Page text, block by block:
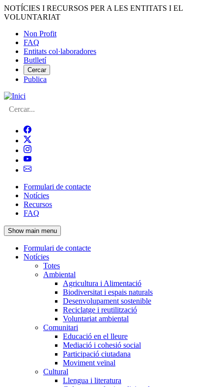
Vés
al
NOTÍCIES I RECURSOS PER A LES ENTITATS I EL
VOLUNTARIAT
Menú
del
compte
d'usuari
Non Profit
FAQ
Entitats col·laboradores
Butlletí
Cercar
Publica
Cerca
Navegació
principal
de
l'encapçalament
Formulari de contacte
Notícies
Recursos
FAQ
Show main menu
Navegació
principal
Formulari de contacte
Notícies
Totes
Ambiental
Agricultura i Alimentació
Biodiversitat i espais naturals
Desenvolupament sostenible
Reciclatge i reutilització
Voluntariat ambiental
Comunitari
Educació en el lleure
Mediació i cohesió social
Participació ciutadana
Moviment veïnal
Cultural
Llengua i literatura